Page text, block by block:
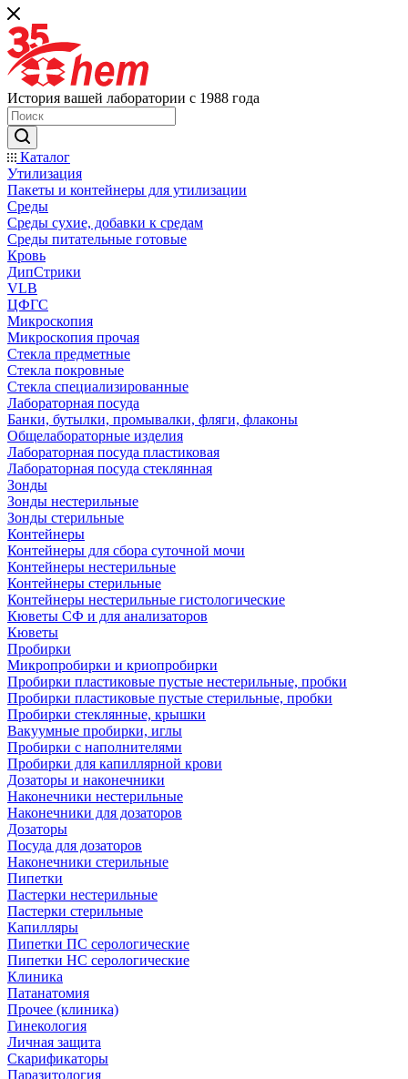
История вашей лаборатории с 1988 года
Каталог
Утилизация
Пакеты и контейнеры для утилизации
Среды
Среды сухие, добавки к средам
Среды питательные готовые
Кровь
ДипСтрики
VLB
ЦФГС
Микроскопия
Микроскопия прочая
Стекла предметные
Стекла покровные
Стекла специализированные
Лабораторная посуда
Банки, бутылки, промывалки, фляги, флаконы
Общелабораторные изделия
Лабораторная посуда пластиковая
Лабораторная посуда стеклянная
Зонды
Зонды нестерильные
Зонды стерильные
Контейнеры
Контейнеры для сбора суточной мочи
Контейнеры нестерильные
Контейнеры стерильные
Контейнеры нестерильные гистологические
Кюветы СФ и для анализаторов
Кюветы
Пробирки
Микропробирки и криопробирки
Пробирки пластиковые пустые нестерильные, пробки
Пробирки пластиковые пустые стерильные, пробки
Пробирки стеклянные, крышки
Вакуумные пробирки, иглы
Пробирки с наполнителями
Пробирки для капиллярной крови
Дозаторы и наконечники
Наконечники нестерильные
Наконечники для дозаторов
Дозаторы
Посуда для дозаторов
Наконечники стерильные
Пипетки
Пастерки нестерильные
Пастерки стерильные
Капилляры
Пипетки ПС серологические
Пипетки НС серологические
Клиника
Патанатомия
Прочее (клиника)
Гинекология
Личная защита
Скарификаторы
Паразитология